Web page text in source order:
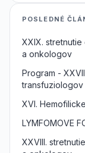
POSLEDNÉ
XXIX.
a onkologov
Program -
XVI.
LYMFOMOVE
XXVIII.